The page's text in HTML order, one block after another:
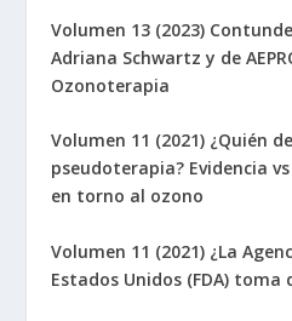
Volumen 13 (2023)
Adriana Schwartz y de
Ozonoterapia
Volumen 11 (2021) ¿Quién
pseudoterapia? Evidencia
en torno al ozono
Volumen 11 (2021) ¿La
Estados Unidos (FDA) toma